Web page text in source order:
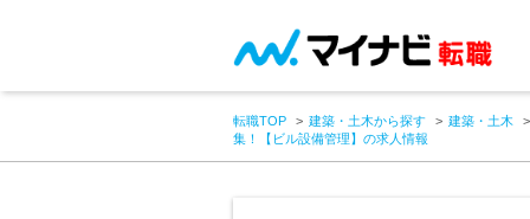
転職TOP 建築・土木から探す
建築・土木
集！【ビル設備管理】の求人情報